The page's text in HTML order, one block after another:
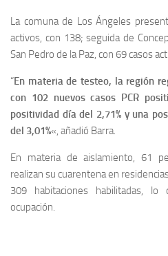
La comuna de Los Ángeles
activos, con 138; seguida de
San Pedro de la Paz, con 69 casos
“En materia de testeo, la región
con 102 nuevos casos PCR
positividad día del 2,71% y una
del 3,01%«, añadió Barra.
En materia de aislamiento, 61
realizan su cuarentena en
309 habitaciones habilitadas,
ocupación.